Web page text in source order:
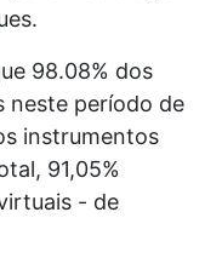
98.08% dos
neste período de
instrumentos
91,05%
- de